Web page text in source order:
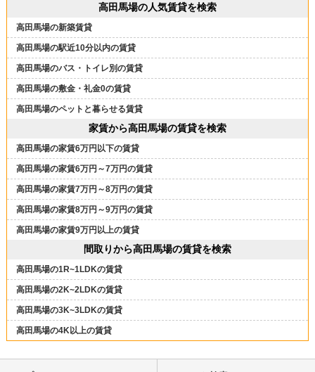
高田馬場の人気賃貸を検索
高田馬場の新築賃貸
高田馬場の駅近10分以内の賃貸
高田馬場のバス・トイレ別の賃貸
高田馬場の敷金・礼金0の賃貸
高田馬場のペットと暮らせる賃貸
家賃から高田馬場の賃貸を検索
高田馬場の家賃6万円以下の賃貸
高田馬場の家賃6万円～7万円の賃貸
高田馬場の家賃7万円～8万円の賃貸
高田馬場の家賃8万円～9万円の賃貸
高田馬場の家賃9万円以上の賃貸
間取りから高田馬場の賃貸を検索
高田馬場の1R~1LDKの賃貸
高田馬場の2K~2LDKの賃貸
高田馬場の3K~3LDKの賃貸
高田馬場の4K以上の賃貸